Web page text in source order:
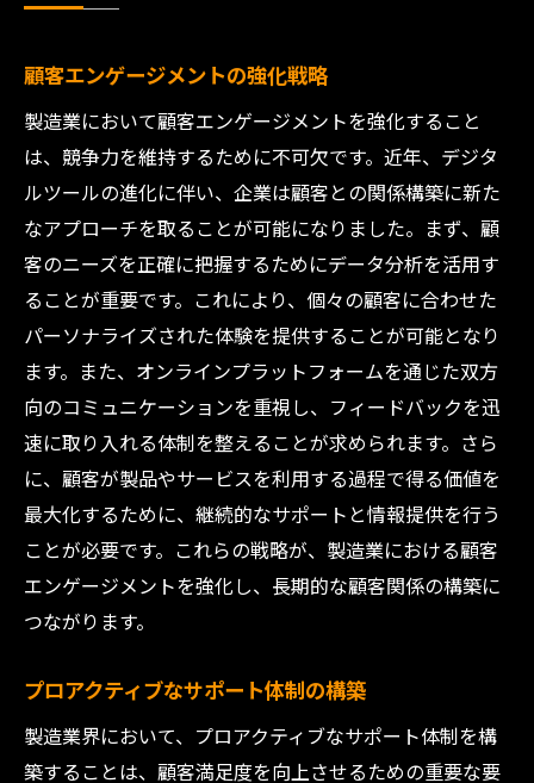
顧客エンゲージメントの強化戦略
製造業において顧客エンゲージメントを強化すること
は、競争力を維持するために不可欠です。近年、デジタ
ルツールの進化に伴い、企業は顧客との関係構築に新た
なアプローチを取ることが可能になりました。まず、顧
客のニーズを正確に把握するためにデータ分析を活用す
ることが重要です。これにより、個々の顧客に合わせた
パーソナライズされた体験を提供することが可能となり
ます。また、オンラインプラットフォームを通じた双方
向のコミュニケーションを重視し、フィードバックを迅
速に取り入れる体制を整えることが求められます。さら
に、顧客が製品やサービスを利用する過程で得る価値を
最大化するために、継続的なサポートと情報提供を行う
ことが必要です。これらの戦略が、製造業における顧客
エンゲージメントを強化し、長期的な顧客関係の構築に
つながります。
プロアクティブなサポート体制の構築
製造業界において、プロアクティブなサポート体制を構
築することは、顧客満足度を向上させるための重要な要